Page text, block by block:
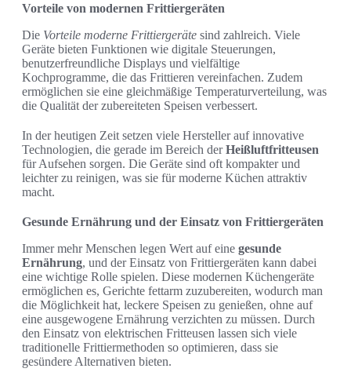
Vorteile von modernen Frittiergeräten
Die Vorteile moderne Frittiergeräte sind zahlreich. Viele
Geräte bieten Funktionen wie digitale Steuerungen,
benutzerfreundliche Displays und vielfältige
Kochprogramme, die das Frittieren vereinfachen. Zudem
ermöglichen sie eine gleichmäßige Temperaturverteilung, was
die Qualität der zubereiteten Speisen verbessert.
In der heutigen Zeit setzen viele Hersteller auf innovative
Technologien, die gerade im Bereich derHeißluftfritteusen
für Aufsehen sorgen. Die Geräte sind oft kompakter und
leichter zu reinigen, was sie für moderne Küchen attraktiv
macht.
Gesunde Ernährung und der Einsatz von Frittiergeräten
Immer mehr Menschen legen Wert auf eine gesunde
Ernährung, und der Einsatz von Frittiergeräten kann dabei
eine wichtige Rolle spielen. Diese modernen Küchengeräte
ermöglichen es, Gerichte fettarm zuzubereiten, wodurch man
die Möglichkeit hat, leckere Speisen zu genießen, ohne auf
eine ausgewogene Ernährung verzichten zu müssen. Durch
den Einsatz von elektrischen Fritteusen lassen sich viele
traditionelle Frittiermethoden so optimieren, dass sie
gesündere Alternativen bieten.